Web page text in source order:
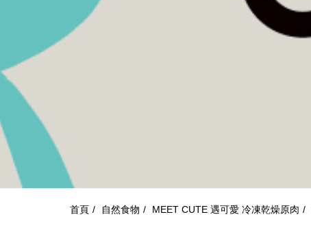
首頁 自然食物 MEET CUTE 遇可愛 冷凍乾燥原肉